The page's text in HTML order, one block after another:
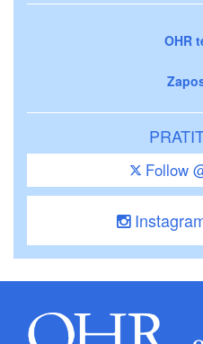
OHR
Follow